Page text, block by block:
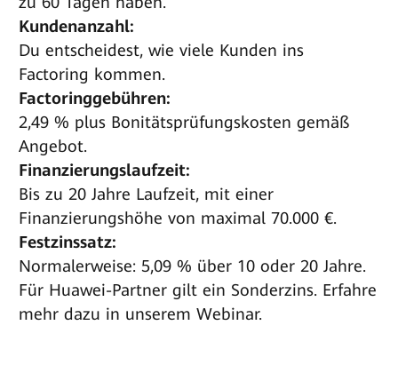
Kundenanzahl:
Du entscheidest, wie viele Kunden ins
Factoring kommen.
Factoringgebühren:
2,49 % plus Bonitätsprüfungskosten gemäß
Angebot.
Finanzierungslaufzeit:
Bis zu 20 Jahre Laufzeit, mit einer
Finanzierungshöhe von maximal 70.000 €.
Festzinssatz:
Normalerweise: 5,09 % über 10 oder 20 Jahre.
Für Huawei-Partner gilt ein Sonderzins. Erfahre
mehr dazu in unserem Webinar.